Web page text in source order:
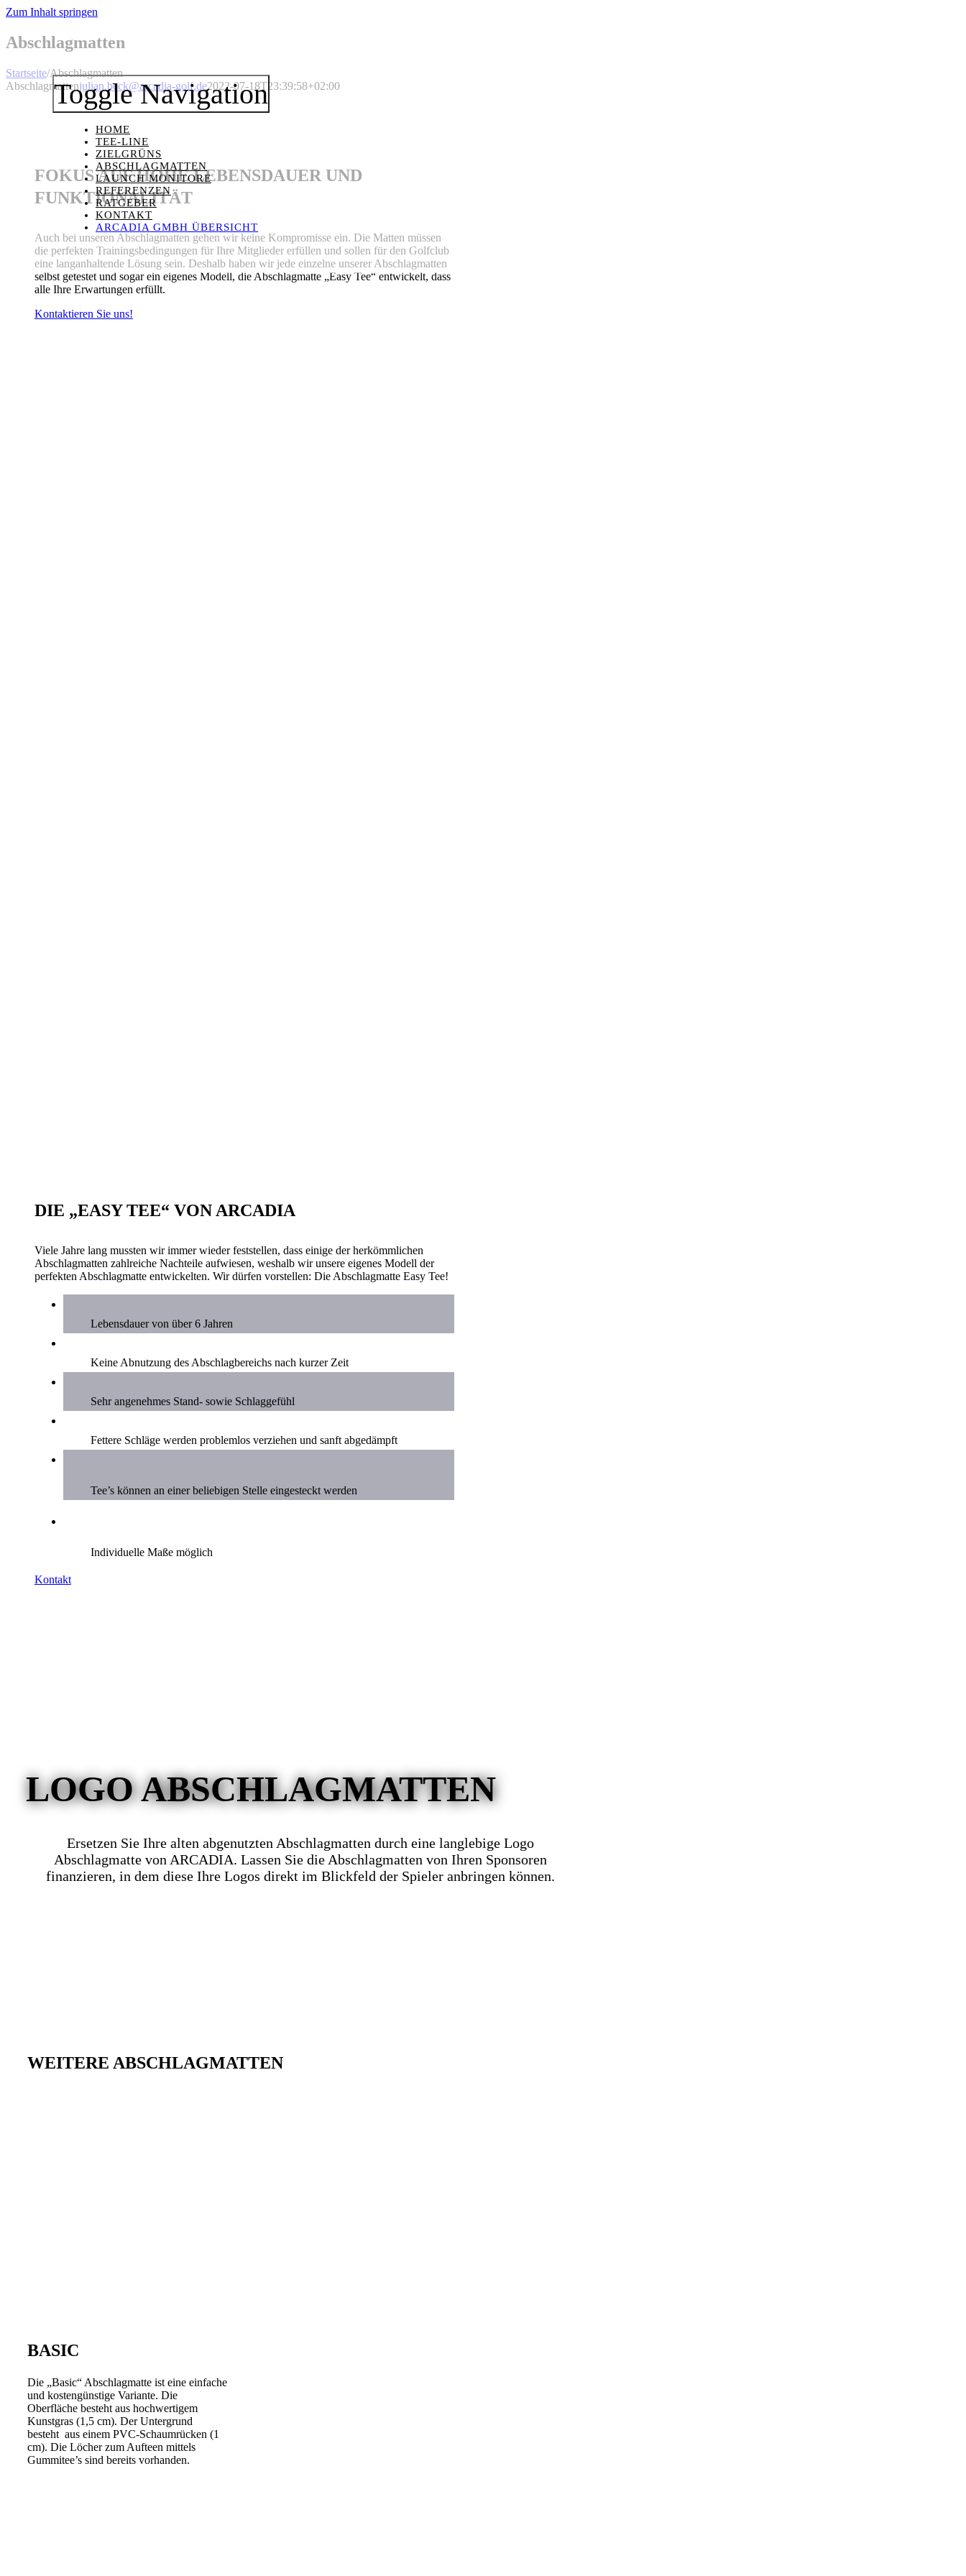
Zum Inhalt springen
Toggle Navigation
HOME
TEE-LINE
ZIELGRÜNS
ABSCHLAGMATTEN
LAUNCH MONITORE
REFERENZEN
RATGEBER
KONTAKT
ARCADIA GMBH ÜBERSICHT
Abschlagmatten
Startseite/Abschlagmatten
Abschlagmattenjulian.beck@arcadia-golf.de2022-07-18T23:39:58+02:00
FOKUS AUF HOHE LEBENSDAUER UND
FUNKTIONALITÄT
Auch bei unseren Abschlagmatten gehen wir keine Kompromisse ein. Die Matten müssen
die perfekten Trainingsbedingungen für Ihre Mitglieder erfüllen und sollen für den Golfclub
eine langanhaltende Lösung sein. Deshalb haben wir jede einzelne unserer Abschlagmatten
selbst getestet und sogar ein eigenes Modell, die Abschlagmatte „Easy Tee“ entwickelt, dass
alle Ihre Erwartungen erfüllt.
Kontaktieren Sie uns!
DIE „EASY TEE“ VON ARCADIA
Viele Jahre lang mussten wir immer wieder feststellen, dass einige der herkömmlichen
Abschlagmatten zahlreiche Nachteile aufwiesen, weshalb wir unsere eigenes Modell der
perfekten Abschlagmatte entwickelten. Wir dürfen vorstellen: Die Abschlagmatte Easy Tee!
Lebensdauer von über 6 Jahren
Keine Abnutzung des Abschlagbereichs nach kurzer Zeit
Sehr angenehmes Stand- sowie Schlaggefühl
Fettere Schläge werden problemlos verziehen und sanft abgedämpft
Tee’s können an einer beliebigen Stelle eingesteckt werden
Individuelle Maße möglich
Kontakt
LOGO ABSCHLAGMATTEN
Ersetzen Sie Ihre alten abgenutzten Abschlagmatten durch eine langlebige Logo
Abschlagmatte von ARCADIA. Lassen Sie die Abschlagmatten von Ihren Sponsoren
finanzieren, in dem diese Ihre Logos direkt im Blickfeld der Spieler anbringen können.
WEITERE ABSCHLAGMATTEN
BASIC
Die „Basic“ Abschlagmatte ist eine einfache
und kostengünstige Variante. Die
Oberfläche besteht aus hochwertigem
Kunstgras (1,5 cm). Der Untergrund
besteht aus einem PVC-Schaumrücken (1
cm). Die Löcher zum Aufteen mittels
Gummitee’s sind bereits vorhanden.